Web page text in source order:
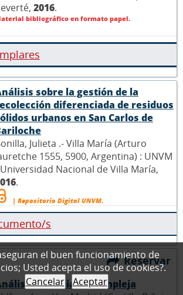
2016.
bibliográfico en formato papel.
sobre la gestión de la
diferenciada de residuos
urbanos en San Carlos de
Julieta .- Villa María (Arturo
1555, 5900, Argentina) : UNVM
Nacional de Villa María,
.
| Repositorio Digital UNVM.
s
Reservar
de variable compleja
el buen funcionamiento de
Usted acepta el uso de cookies?.
Cancelar
Aceptar